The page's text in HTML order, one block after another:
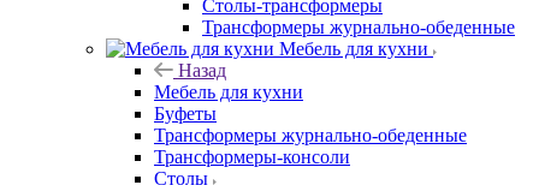
Столы-трансформеры
Трансформеры журнально-обеденные
Мебель для кухни
Назад
Мебель для кухни
Буфеты
Трансформеры журнально-обеденные
Трансформеры-консоли
Столы